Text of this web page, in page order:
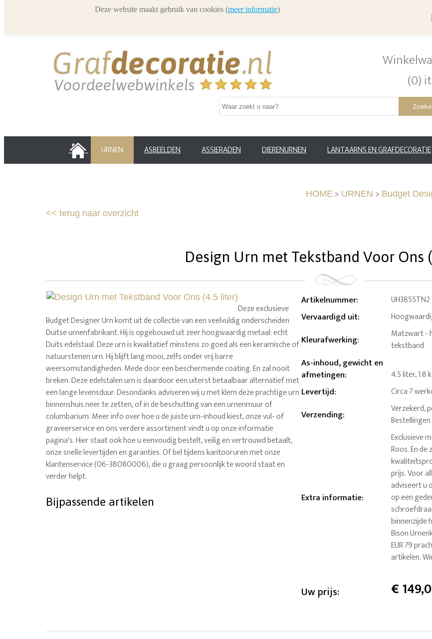
(0)
HOME URNEN ASBEELDEN ASSIERADEN DIERENURNEN LANTAARNS EN GRAFDECORATIE
HOME > URNEN > Budget
<< terug naar overzicht
Design Urn met Tekstband Voor Ons
Artikelnummer: UH3855TN2
Vervaardigd uit:
Kleurafwerking:
Matzwart -
tekstband
As-inhoud, gewicht en
afmetingen: 4.5 liter, 1.8
Levertijd: Circa 7
Verzending:
Verzekerd,
Extra informatie:
Exclusieve
Roos. En
prijs. Voor
adviseert u
op een
binnenzijde
Bison
EUR 79
artikelen.
Uw prijs: €
Deze exclusieve
Budget Designer Urn komt uit de collectie van een veelvuldig onderscheiden
Duitse urnenfabrikant. Hij is opgebouwd uit zeer hoogwaardig metaal: echt
Duits edelstaal. Deze urn is kwalitatief minstens zo goed als een keramische of
natuurstenen urn. Hij blijft lang mooi, zelfs onder vrij barre
weersomstandigheden. Mede door een beschermende coating. En zal nooit
breken. Deze edelstalen urn is daardoor een uiterst betaalbaar alternatief met
een lange levensduur. Desondanks adviseren wij u met klem deze prachtige urn
binnenshuis neer te zetten, of in de beschutting van een urnenmuur of
columbarium. Meer info over hoe u de juiste urn-inhoud kiest, onze vul- of
graveerservice en ons verdere assortiment vindt u op onze informatie
pagina's. Hier staat ook hoe u eenvoudig bestelt, veilig en vertrouwd betaalt,
onze snelle levertijden en garanties. Of bel tijdens kantooruren met onze
klantenservice (06-38080006), die u graag persoonlijk te woord staat en
verder helpt.
Bijpassende artikelen
Deze website maakt gebruik van cookies (meer informatie)